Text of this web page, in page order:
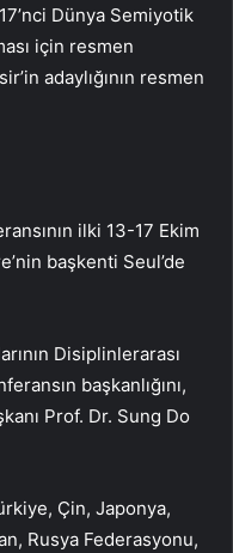
Dünya Semiyotik
için resmen
adaylığının resmen
ilki 13-17 Ekim
başkenti Seul’de
Disiplinlerarası
başkanlığını,
Prof. Dr. Sung Do
Çin, Japonya,
Rusya Federasyonu,